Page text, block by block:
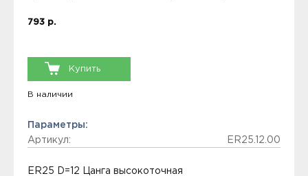
793 р.
Купить
В наличии
Параметры:
Артикул:
ER25.12.00
ER25 D=12 Цанга высокоточная